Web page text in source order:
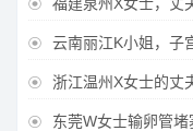

 云南丽江K小姐，子
 浙江温州X女士的丈
 东莞W女士输卵管